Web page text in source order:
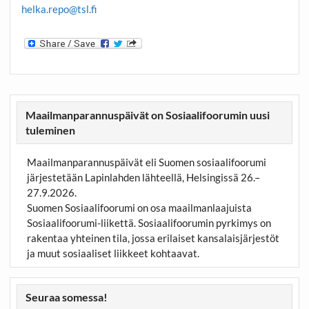
helka.repo@tsl.fi
Maailmanparannuspäivät on Sosiaalifoorumin uusi
tuleminen
Maailmanparannuspäivät eli Suomen sosiaalifoorumi
järjestetään Lapinlahden lähteellä, Helsingissä 26.–
27.9.2026.
Suomen Sosiaalifoorumi on osa maailmanlaajuista
Sosiaalifoorumi-liikettä. Sosiaalifoorumin pyrkimys on
rakentaa yhteinen tila, jossa erilaiset kansalaisjärjestöt
ja muut sosiaaliset liikkeet kohtaavat.
Seuraa somessa!